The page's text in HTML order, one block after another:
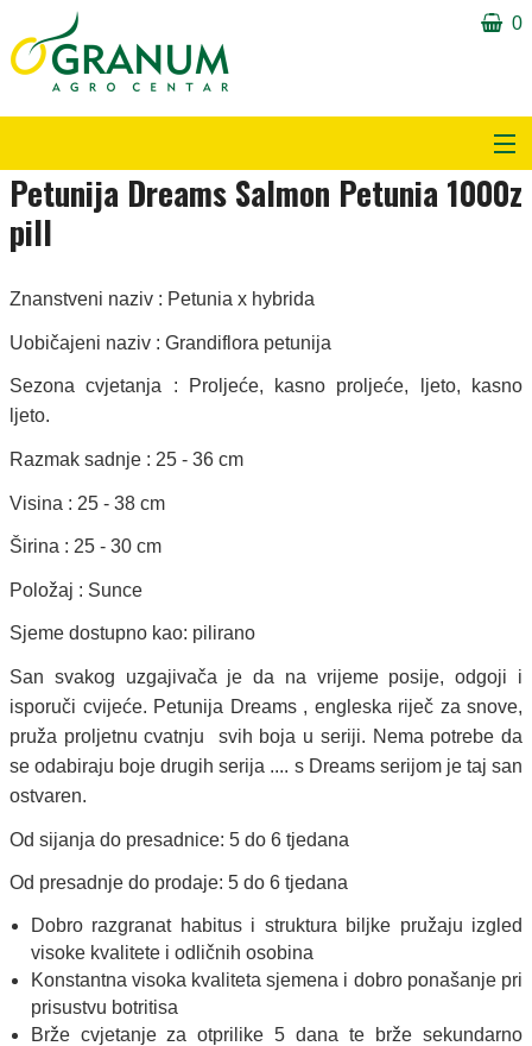
0
Proizvodi
O nama
Kontakt
Petunija Dreams Salmon Petunia 1000z
pill
Znanstveni naziv : Petunia x hybrida
Uobičajeni naziv : Grandiflora petunija
Sezona cvjetanja : Proljeće, kasno proljeće, ljeto, kasno
ljeto.
Razmak sadnje : 25 - 36 cm
Visina : 25 - 38 cm
Širina : 25 - 30 cm
Položaj : Sunce
Sjeme dostupno kao: pilirano
San svakog uzgajivača je da na vrijeme posije, odgoji i
isporuči cvijeće. Petunija Dreams , engleska riječ za snove,
pruža proljetnu cvatnju svih boja u seriji. Nema potrebe da
se odabiraju boje drugih serija .... s Dreams serijom je taj san
ostvaren.
Od sijanja do presadnice: 5 do 6 tjedana
Od presadnje do prodaje: 5 do 6 tjedana
Dobro razgranat habitus i struktura biljke pružaju izgled
visoke kvalitete i odličnih osobina
Konstantna visoka kvaliteta sjemena i dobro ponašanje pri
prisustvu botritisa
Brže cvjetanje za otprilike 5 dana te brže sekundarno